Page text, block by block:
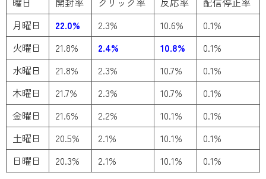
月曜日
22.0% 2.3% 10.6%
0.1%
火曜日
21.8% 2.4% 10.8%
0.1%
水曜日
21.8% 2.3% 10.7%
0.1%
木曜日
21.7% 2.3% 10.7%
0.1%
金曜日
21.6% 2.2% 10.1%
0.1%
土曜日
20.5% 2.1% 10.1%
0.1%
日曜日
20.3% 2.1% 10.1%
0.1%